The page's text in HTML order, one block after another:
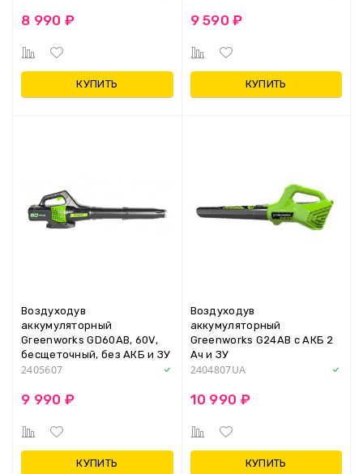
8 990 ₽
КУПИТЬ
9 590 ₽
КУПИТЬ
Воздуходув
аккумуляторный
Greenworks GD60AB, 60V,
бесщеточный, без АКБ и ЗУ
2405607
9 990 ₽
КУПИТЬ
Воздуходув
аккумуляторный
Greenworks G24AB с АКБ 2
Ач и ЗУ
2404807UA
10 990 ₽
КУПИТЬ